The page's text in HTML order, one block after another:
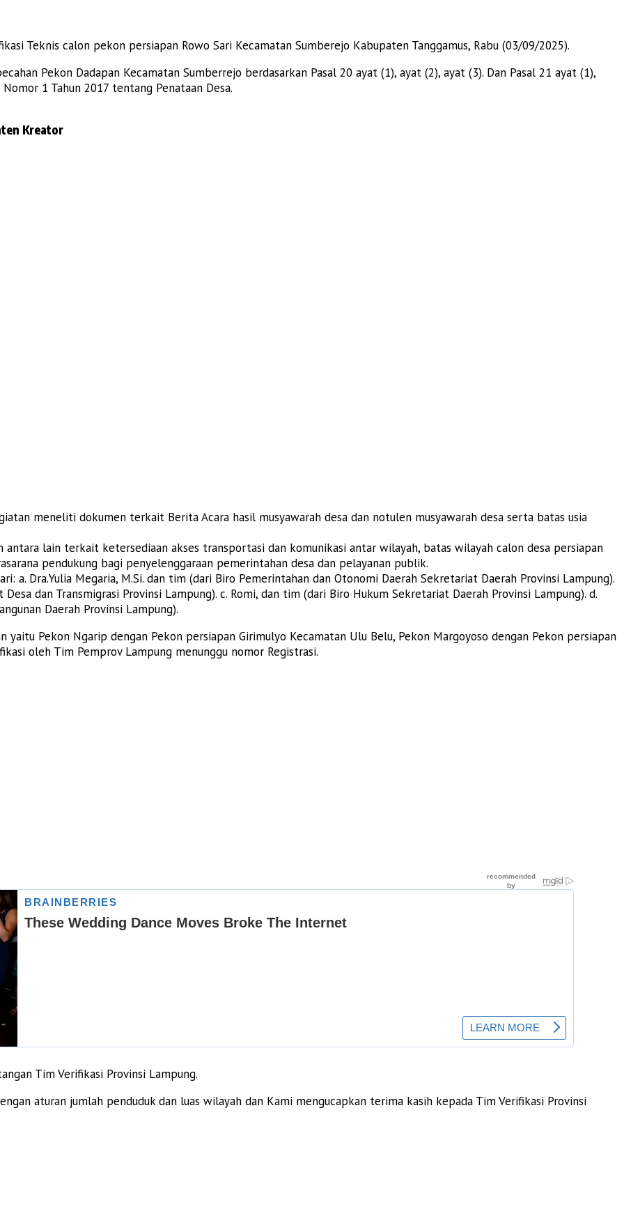
Teknis calon pekon persiapan Rowo Sari Kecamatan Sumberejo Kabupaten Tanggamus, Rabu (03/09/2025).
Pekon Dadapan Kecamatan Sumberrejo berdasarkan Pasal 20 ayat (1), ayat (2), ayat (3). Dan Pasal 21 ayat (1),
1 Tahun 2017 tentang Penataan Desa.
Kreator
meneliti dokumen terkait Berita Acara hasil musyawarah desa dan notulen musyawarah desa serta batas usia
antara lain terkait ketersediaan akses transportasi dan komunikasi antar wilayah, batas wilayah calon desa persiapan
pendukung bagi penyelenggaraan pemerintahan desa dan pelayanan publik.
a. Dra.Yulia Megaria, M.Si. dan tim (dari Biro Pemerintahan dan Otonomi Daerah Sekretariat Daerah Provinsi Lampung).
dan Transmigrasi Provinsi Lampung). c. Romi, dan tim (dari Biro Hukum Sekretariat Daerah Provinsi Lampung). d.
Daerah Provinsi Lampung).
yaitu Pekon Ngarip dengan Pekon persiapan Girimulyo Kecamatan Ulu Belu, Pekon Margoyoso dengan Pekon persiapan
oleh Tim Pemprov Lampung menunggu nomor Registrasi.
Tim Verifikasi Provinsi Lampung.
aturan jumlah penduduk dan luas wilayah dan Kami mengucapkan terima kasih kepada Tim Verifikasi Provinsi